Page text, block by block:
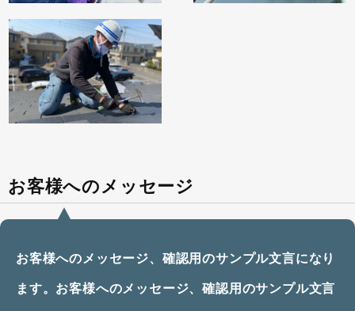
お客様へのメッセージ
お客様へのメッセージ、確認用のサンプル文言になり
ます。お客様へのメッセージ、確認用のサンプル文言